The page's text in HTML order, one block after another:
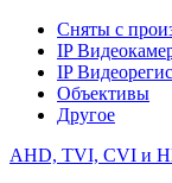
Сняты с
IP
IP
Объективы
Другое
AHD, TVI, CVI и